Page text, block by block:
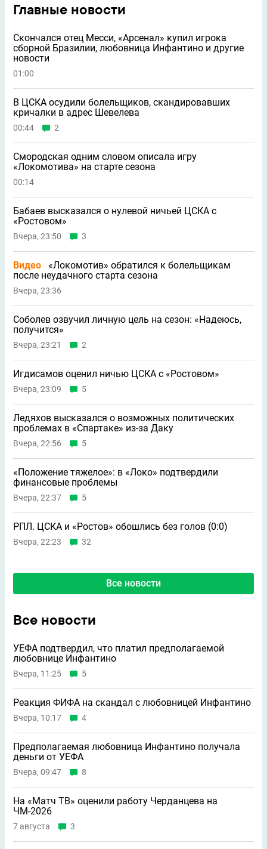
Главные новости
Скончался отец Месси, «Арсенал» купил игрока
сборной Бразилии, любовница Инфантино и другие
новости
01:00
В ЦСКА осудили болельщиков, скандировавших
кричалки в адрес Шевелева
00:44 2
Смородская одним словом описала игру
«Локомотива» на старте сезона
00:14
Бабаев высказался о нулевой ничьей ЦСКА с
«Ростовом»
Вчера, 23:50 3
Видео
«Локомотив» обратился к болельщикам
после неудачного старта сезона
Вчера, 23:36
Соболев озвучил личную цель на сезон: «Надеюсь,
получится»
Вчера, 23:21 2
Игдисамов оценил ничью ЦСКА с «Ростовом»
Вчера, 23:09 5
Ледяхов высказался о возможных политических
проблемах в «Спартаке» из-за Даку
Вчера, 22:56 5
«Положение тяжелое»: в «Локо» подтвердили
финансовые проблемы
Вчера, 22:37 5
РПЛ. ЦСКА и «Ростов» обошлись без голов (0:0)
Вчера, 22:23 32
Все новости
Все новости
УЕФА подтвердил, что платил предполагаемой
любовнице Инфантино
Вчера, 11:25 5
Реакция ФИФА на скандал с любовницей Инфантино
Вчера, 10:17 4
Предполагаемая любовница Инфантино получала
деньги от УЕФА
Вчера, 09:47 8
На «Матч ТВ» оценили работу Черданцева на
ЧМ-2026
7 августа 3